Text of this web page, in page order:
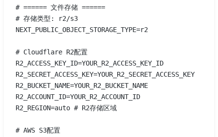
# ====== 文件存储 ======
# 存储类型: r2/s3
NEXT_PUBLIC_OBJECT_STORAGE_TYPE=r2
# Cloudflare R2配置
R2_ACCESS_KEY_ID=YOUR_R2_ACCESS_KEY_ID
R2_SECRET_ACCESS_KEY=YOUR_R2_SECRET_ACCESS_KEY
R2_BUCKET_NAME=YOUR_R2_BUCKET_NAME
R2_ACCOUNT_ID=YOUR_R2_ACCOUNT_ID
R2_REGION=auto # R2存储区域
# AWS S3配置